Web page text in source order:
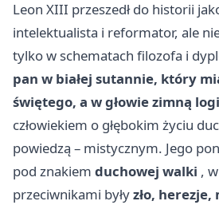
Leon XIII przeszedł do historii
intelektualista i reformator, ale
tylko w schematach filozofa i
pan w białej sutannie, który
świętego, a w głowie zimną
człowiekiem o głębokim życiu
powiedzą – mistycznym. Jego
pod znakiem duchowej walki ,
przeciwnikami byłyzło,